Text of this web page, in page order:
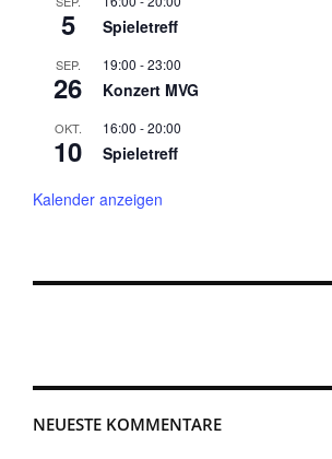
5 Spieletreff
SEP.
26
19:00 -23:00
Konzert MVG
OKT.
10
16:00 -20:00
Spieletreff
Kalender anzeigen
NEUESTE KOMMENTARE